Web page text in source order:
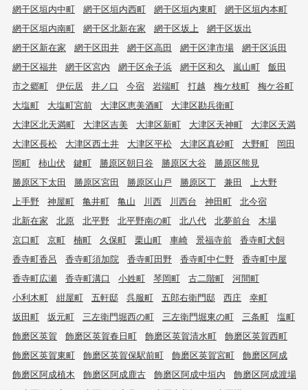
網干区垣内中町
網干区垣内西町 網干区垣内東町
網干区垣内本町
網干区垣内南町
網干区北新在家 網干区坂上
網干区坂出
網干区新在家
網干区田井 網干区高田 網干区津市場
網干区浜田
網干区福井
網干区宮内 網干区余子浜 網干区和久 嵐山町
飯田
市之郷町
伊伝居 井ノ口 今宿 岩端町 打越 梅ケ枝町
梅ケ谷町
大塩町
大塩町宮前 大津区恵美酒町
大津区勘兵衛町
大津区北天満町
大津区吉美 大津区新町 大津区天神町
大津区天満
大津区長松
大津区西土井 大津区平松 大津区真砂町 大野町
岡田
岡町
柿山伏 鍵町 勝原区朝日谷 勝原区大谷
勝原区熊見
勝原区下太田
勝原区宮田 勝原区山戸 勝原区丁 兼田
上大野
上手野
神屋町 亀井町 亀山 川西 川西台 神田町
北今宿
北新在家
北原 北平野 北平野南の町 北八代 北夢前台
木場
京口町
京町 楠町 久保町 栗山町 車崎 景福寺前
香寺町犬飼
香寺町香呂
香寺町須加院 香寺町田野 香寺町中仁野
香寺町中屋
香寺町広瀬
香寺町溝口 小姓町 琴岡町 古二階町
河間町
小利木町
紺屋町 五軒邸 呉服町 五郎右衛門邸 西庄
幸町
坂田町
坂元町 三左衛門堀西の町 三左衛門堀東の町 三条町
塩町
飾磨区英賀
飾磨区英賀春日町 飾磨区英賀清水町
飾磨区英賀西町
飾磨区英賀東町
飾磨区英賀保駅前町 飾磨区英賀宮町
飾磨区阿成
飾磨区阿成植木
飾磨区阿成鹿古 飾磨区阿成中垣内
飾磨区阿成渡場